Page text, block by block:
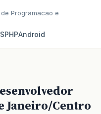
Programacao e
PHPAndroid
Janeiro/Centro